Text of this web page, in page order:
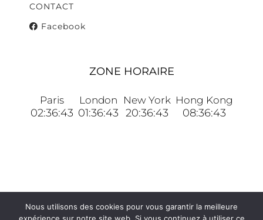
CONTACT
Facebook
ZONE HORAIRE
Paris
02:36:44
London
01:36:44
New York
20:36:44
Hong Kong
08:36:44
© Copyright 2006 -2026 | Tout droits réservés |
Nous utilisons des cookies pour vous garantir la meilleure